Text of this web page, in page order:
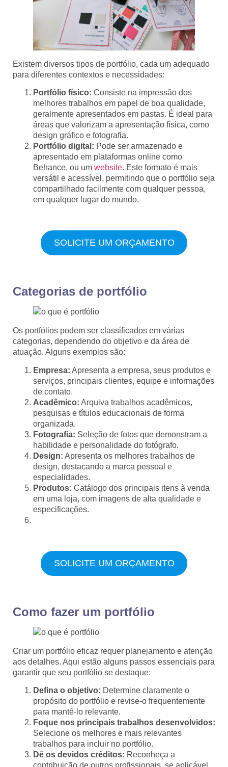
Existem diversos tipos de portfólio, cada um adequado
para diferentes contextos e necessidades:
Portfólio físico: Consiste na impressão dos
melhores trabalhos em papel de boa qualidade,
geralmente apresentados em pastas. É ideal para
áreas que valorizam a apresentação física, como
design gráfico e fotografia.
Portfólio digital: Pode ser armazenado e
apresentado em plataformas online como
Behance, ou um website. Este formato é mais
versátil e acessível, permitindo que o portfólio seja
compartilhado facilmente com qualquer pessoa,
em qualquer lugar do mundo.
SOLICITE UM ORÇAMENTO
Categorias de portfólio
Os portfólios podem ser classificados em várias
categorias, dependendo do objetivo e da área de
atuação. Alguns exemplos são:
Empresa: Apresenta a empresa, seus produtos e
serviços, principais clientes, equipe e informações
de contato.
Acadêmico: Arquiva trabalhos acadêmicos,
pesquisas e títulos educacionais de forma
organizada.
Fotografia: Seleção de fotos que demonstram a
habilidade e personalidade do fotógrafo.
Design: Apresenta os melhores trabalhos de
design, destacando a marca pessoal e
especialidades.
Produtos: Catálogo dos principais itens à venda
em uma loja, com imagens de alta qualidade e
especificações.
SOLICITE UM ORÇAMENTO
Como fazer um portfólio
Criar um portfólio eficaz requer planejamento e atenção
aos detalhes. Aqui estão alguns passos essenciais para
garantir que seu portfólio se destaque:
Defina o objetivo: Determine claramente o
propósito do portfólio e revise-o frequentemente
para mantê-lo relevante.
Foque nos principais trabalhos desenvolvidos:
Selecione os melhores e mais relevantes
trabalhos para incluir no portfólio.
Dê os devidos créditos: Reconheça a
contribuição de outros profissionais, se aplicável.